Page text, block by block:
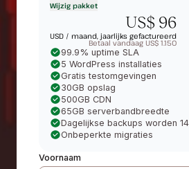
Wijzig pakket
US$ 96
USD / maand, jaarlijks gefactureerd
Betaal vandaag US$ 1.150
99.9% uptime SLA
5 WordPress installaties
Gratis testomgevingen
30GB opslag
500GB CDN
65GB serverbandbreedte
Dagelijkse backups worden
Onbeperkte migraties
Voornaam